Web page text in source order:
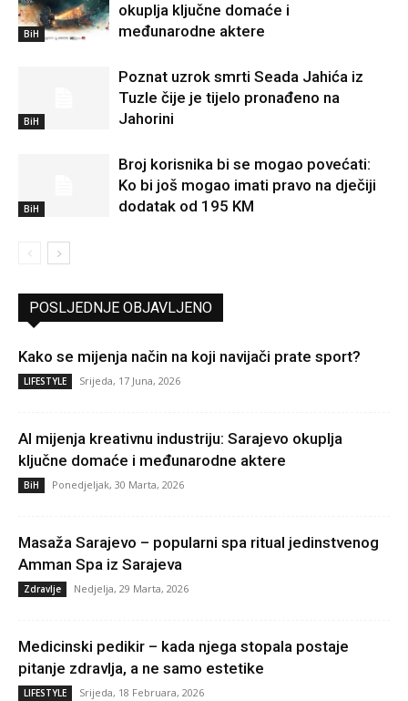
BiH
okuplja ključne domaće i
međunarodne aktere
BiH
Poznat uzrok smrti Seada Jahića iz
Tuzle čije je tijelo pronađeno na
Jahorini
BiH
Broj korisnika bi se mogao povećati:
Ko bi još mogao imati pravo na dječiji
dodatak od 195 KM
POSLJEDNJE OBJAVLJENO
Kako se mijenja način na koji navijači prate sport?
LIFESTYLE Srijeda, 17 Juna, 2026
AI mijenja kreativnu industriju: Sarajevo okuplja
ključne domaće i međunarodne aktere
BiH Ponedjeljak, 30 Marta, 2026
Masaža Sarajevo – popularni spa ritual jedinstvenog
Amman Spa iz Sarajeva
Zdravlje Nedjelja, 29 Marta, 2026
Medicinski pedikir – kada njega stopala postaje
pitanje zdravlja, a ne samo estetike
LIFESTYLE Srijeda, 18 Februara, 2026